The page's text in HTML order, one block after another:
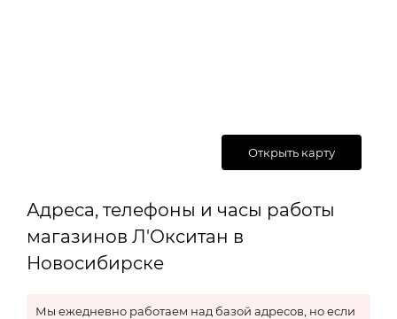
Открыть карту
Адреса, телефоны и часы работы
магазинов Л'Окситан в
Новосибирске
Мы ежедневно работаем над базой адресов, но если